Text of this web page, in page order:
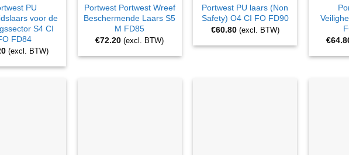
PU
voor de
S4 CI
FD84
(excl. BTW)
Portwest Portwest Wreef
Beschermende Laars S5
M FD85
€72.20 (excl. BTW)
Portwest PU laars (Non
Safety) O4 CI FO FD90
€60.80 (excl. BTW)
€